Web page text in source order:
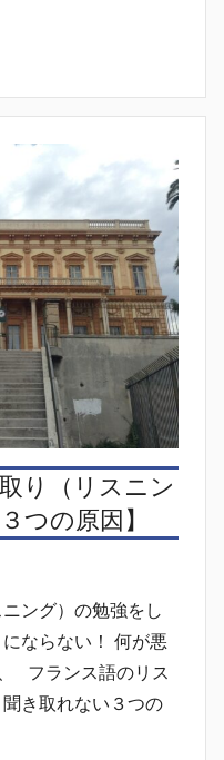
り（リスニン
つの原因】
ング）の勉強をし
ならない！ 何が悪
フランス語のリス
き取れない３つの